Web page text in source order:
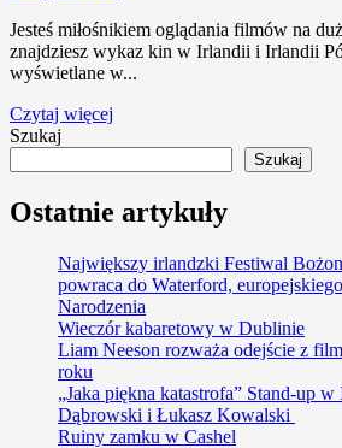
Jesteś miłośnikiem oglądania filmów na
znajdziesz wykaz kin w Irlandii i Irlandii
wyświetlane w...
Czytaj więcej
Szukaj
Szukaj
Ostatnie artykuły
Największy irlandzki Festiwal
powraca do Waterford,
Narodzenia
Wieczór kabaretowy w Dublinie
Liam Neeson rozważa odejście z
roku
„Jaka piękna katastrofa” Stand-up
Dąbrowski i Łukasz Kowalski
Ruiny zamku w Cashel